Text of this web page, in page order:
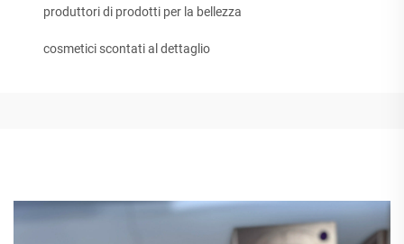
produttori di prodotti per la bellezza
cosmetici scontati al dettaglio